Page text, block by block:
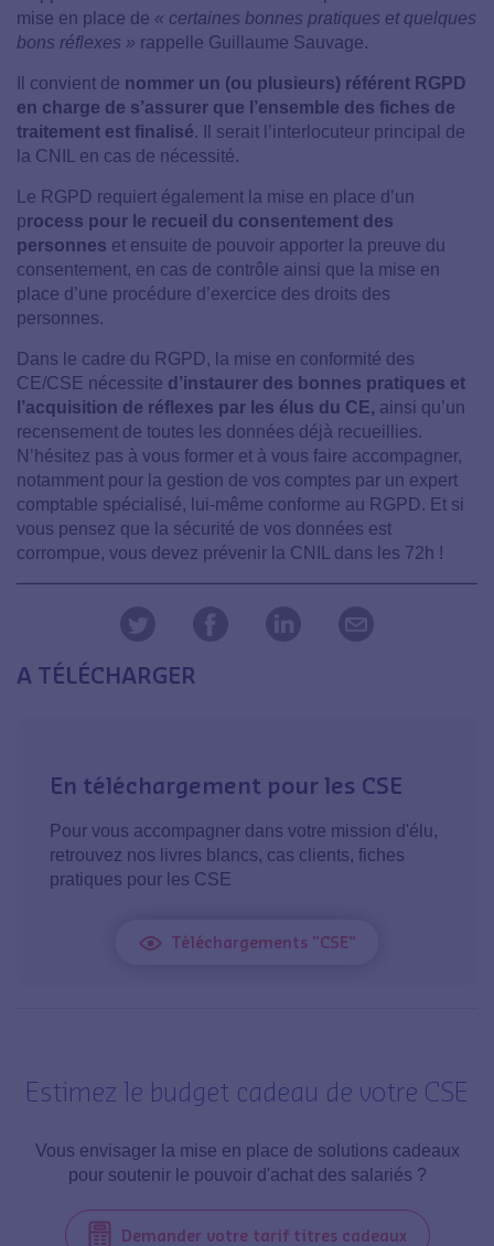
mise en place de « certaines bonnes pratiques et quelques
bons réflexes » rappelle Guillaume Sauvage.
Il convient de nommer un (ou plusieurs) référent RGPD
en charge de s’assurer que l’ensemble des fiches de
traitement est finalisé. Il serait l’interlocuteur principal de
la CNIL en cas de nécessité.
Le RGPD requiert également la mise en place d’un
process pour le recueil du consentement des
personnes et ensuite de pouvoir apporter la preuve du
consentement, en cas de contrôle ainsi que la mise en
place d’une procédure d’exercice des droits des
personnes.
Dans le cadre du RGPD, la mise en conformité des
CE/CSE nécessite d’instaurer des bonnes pratiques et
l’acquisition de réflexes par les élus du CE, ainsi qu’un
recensement de toutes les données déjà recueillies.
N’hésitez pas à vous former et à vous faire accompagner,
notamment pour la gestion de vos comptes par un expert
comptable spécialisé, lui-même conforme au RGPD. Et si
vous pensez que la sécurité de vos données est
corrompue, vous devez prévenir la CNIL dans les 72h !
A TÉLÉCHARGER
En téléchargement pour les CSE
Pour vous accompagner dans votre mission d'élu,
retrouvez nos livres blancs, cas clients, fiches
pratiques pour les CSE
Téléchargements "CSE"
Estimez le budget cadeau de votre CSE
Vous envisager la mise en place de solutions cadeaux
pour soutenir le pouvoir d'achat des salariés ?
Demander votre tarif titres cadeaux